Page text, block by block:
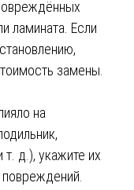
ламината. Если
замены.
на
д.), укажите их